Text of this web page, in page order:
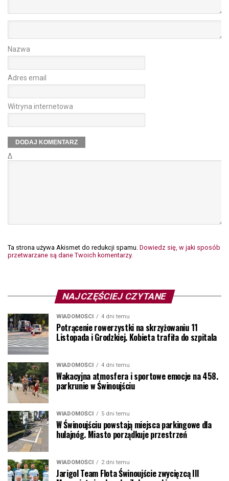
Nazwa
Adres email
Witryna internetowa
Δ
Ta strona używa Akismet do redukcji spamu. Dowiedz się, w jaki sposób
przetwarzane są dane Twoich komentarzy.
NAJCZĘŚCIEJ CZYTANE
WIADOMOŚCI 4 dni temu
Potrącenie rowerzystki na skrzyżowaniu 11
Listopada i Grodzkiej. Kobieta trafiła do szpitala
WIADOMOŚCI 4 dni temu
Wakacyjna atmosfera i sportowe emocje na 458.
parkrunie w Świnoujściu
WIADOMOŚCI 5 dni temu
W Świnoujściu powstają miejsca parkingowe dla
hulajnóg. Miasto porządkuje przestrzeń
WIADOMOŚCI 2 dni temu
Jarigol Team Flota Świnoujście zwycięzcą III